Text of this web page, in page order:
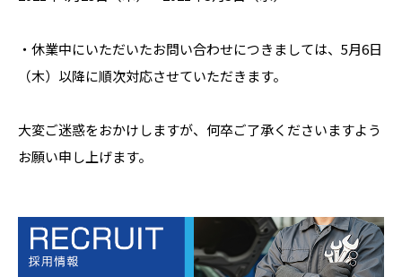
・休業中にいただいたお問い合わせにつきましては、5月6日
（木）以降に順次対応させていただきます。
大変ご迷惑をおかけしますが、何卒ご了承くださいますよう
お願い申し上げます。